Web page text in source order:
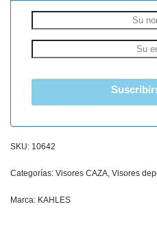
SKU: 10642
Categorías: Visores CAZA, Visores
Marca: KAHLES